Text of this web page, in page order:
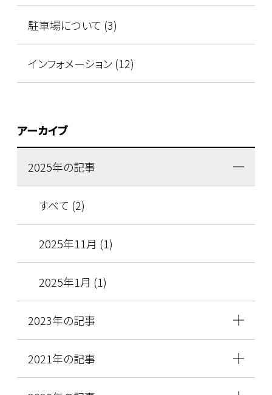
駐車場について (3)
インフォメーション (12)
アーカイブ
2025年の記事
すべて (2)
2025年11月 (1)
2025年1月 (1)
2023年の記事
2021年の記事